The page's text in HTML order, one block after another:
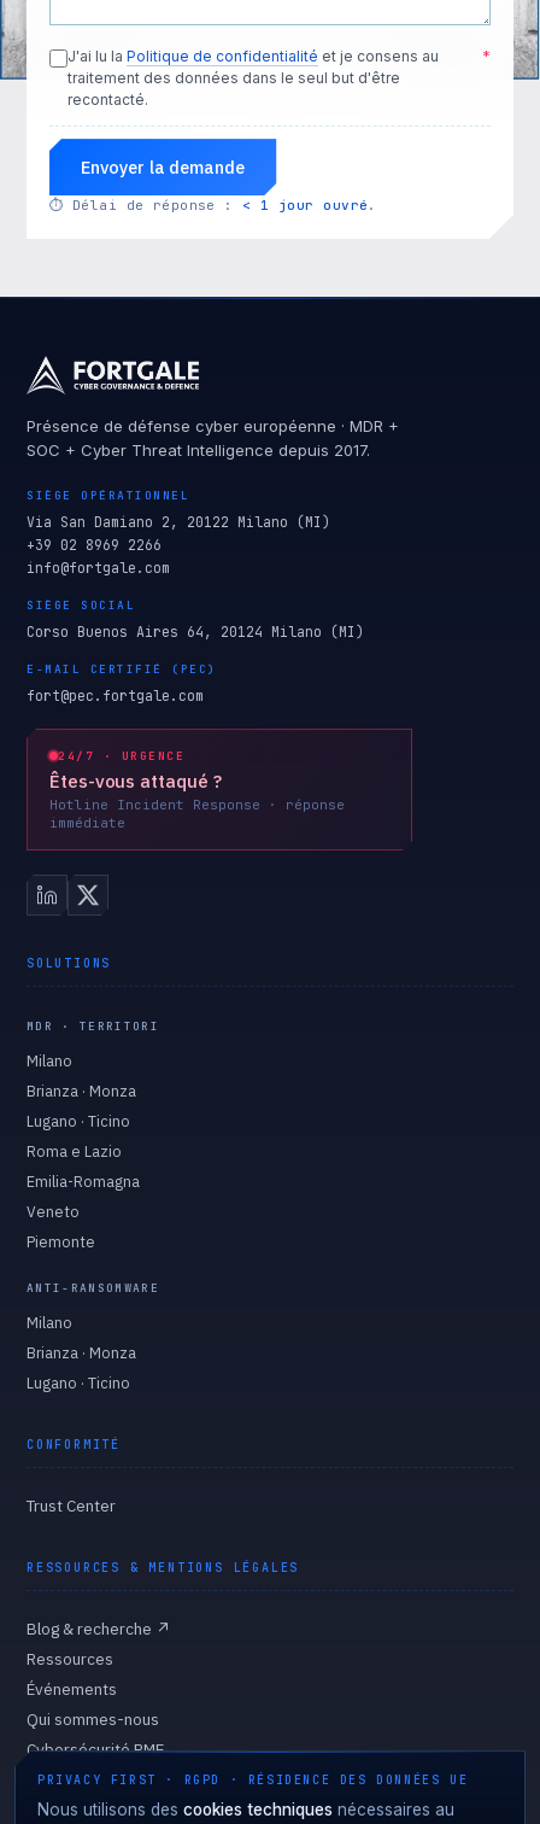
J'ai lu la Politique de confidentialité et je consens au
traitement des données dans le seul but d'être
recontacté.
*
Envoyer la demande
⏱ Délai de réponse : < 1 jour ouvré .
Présence de défense cyber européenne · MDR +
SOC + Cyber Threat Intelligence depuis 2017.
SIÈGE OPÉRATIONNEL
Via San Damiano 2, 20122 Milano (MI)
+39 02 8969 2266
info@fortgale.com
SIÈGE SOCIAL
Corso Buenos Aires 64, 20124 Milano (MI)
E-MAIL CERTIFIÉ (PEC)
fort@pec.fortgale.com
24/7 · URGENCE
Êtes-vous attaqué ?
Hotline Incident Response · réponse
immédiate
SOLUTIONS
MDR · TERRITORI
Milano
Brianza · Monza
Lugano · Ticino
Roma e Lazio
Emilia-Romagna
Veneto
Piemonte
ANTI-RANSOMWARE
Milano
Brianza · Monza
Lugano · Ticino
CONFORMITÉ
Trust Center
RESSOURCES & MENTIONS LÉGALES
Blog & recherche ↗
Ressources
Événements
Qui sommes-nous
Cybersécurité PME
Gouvernance
Politique de confidentialité
PRIVACY FIRST · RGPD · RÉSIDENCE DES DONNÉES UE
Nous utilisons des cookies techniques nécessaires au